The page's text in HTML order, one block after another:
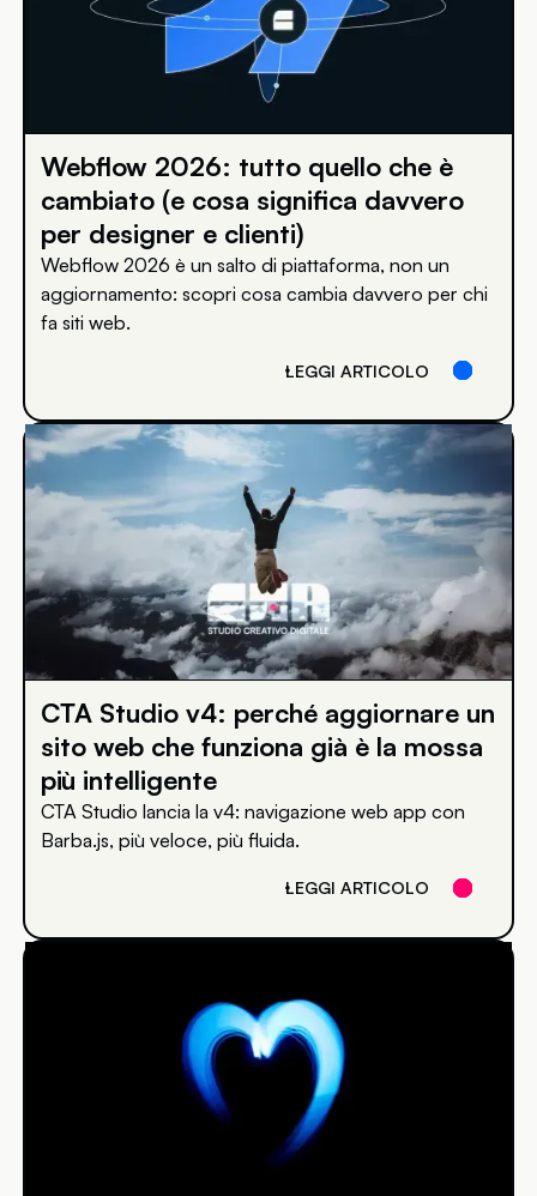
Webflow 2026: tutto quello che è
cambiato (e cosa significa davvero
per designer e clienti)
Webflow 2026 è un salto di piattaforma, non un
aggiornamento: scopri cosa cambia davvero per chi
fa siti web.
LEGGI ARTICOLO
CTA Studio v4: perché aggiornare un
sito web che funziona già è la mossa
più intelligente
CTA Studio lancia la v4: navigazione web app con
Barba.js, più veloce, più fluida.
LEGGI ARTICOLO